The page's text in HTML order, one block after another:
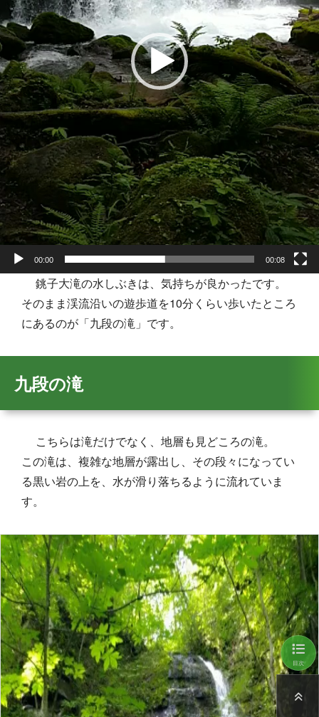
00:00 00:08
銚子大滝の水しぶきは、気持ちが良かったです。
そのまま渓流沿いの遊歩道を10分くらい歩いたところ
にあるのが「九段の滝」です。
九段の滝
こちらは滝だけでなく、地層も見どころの滝。
この滝は、複雑な地層が露出し、その段々になってい
る黒い岩の上を、水が滑り落ちるように流れていま
す。
目次